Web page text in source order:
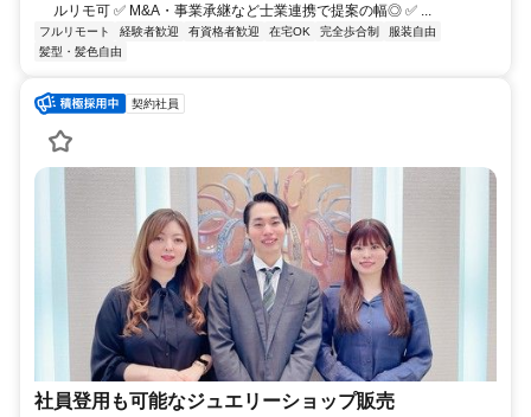
ルリモ可 ✅ M&A・事業承継など士業連携で提案の幅◎ ✅ ...
フルリモート 経験者歓迎 有資格者歓迎 在宅OK 完全歩合制
服装自由
髪型・髪色自由
契約社員
社員登用も可能なジュエリーショップ販売